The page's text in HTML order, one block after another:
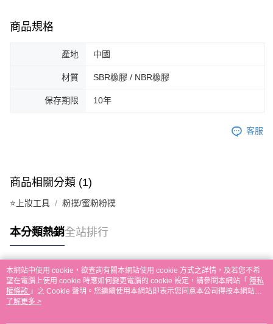
商品規格
產地 中國
材質 SBR橡膠 / NBR橡膠
保存期限 10年
客服
商品相關分類 (1)
⭐上妝工具 粉撲/蜜粉粉撲
本分類熱銷全站排行
熱門標籤
本網站中使用 cookie，欲查詢有關本網站使用 cookie 方式之詳情，及若您不希
望在電腦上使用 cookie 時應如何變更電腦的 cookie 設定，請參閱本網站「 隱私
權條款 」之 Cookie 聲明。您繼續使用本網站即表示您同意本公司得按本網站使
用條款之 Cookie 聲明使用 cookie。
了解更多 >